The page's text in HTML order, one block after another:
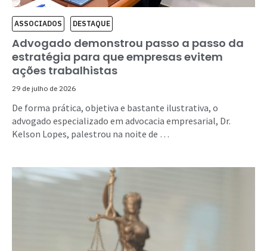
ASSOCIADOS DESTAQUE
Advogado demonstrou passo a passo da
estratégia para que empresas evitem
ações trabalhistas
29 de julho de 2026
De forma prática, objetiva e bastante ilustrativa, o
advogado especializado em advocacia empresarial, Dr.
Kelson Lopes, palestrou na noite de …